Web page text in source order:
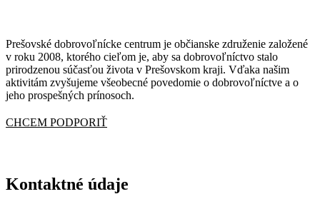
Prešovské dobrovoľnícke centrum je občianske združenie založené
v roku 2008, ktorého cieľom je, aby sa dobrovoľníctvo stalo
prirodzenou súčasťou života v Prešovskom kraji. Vďaka našim
aktivitám zvyšujeme všeobecné povedomie o dobrovoľníctve a o
jeho prospešných prínosoch.
CHCEM PODPORIŤ
Kontaktné údaje